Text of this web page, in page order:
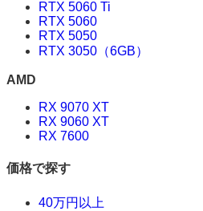
RTX 5060 Ti
RTX 5060
RTX 5050
RTX 3050（6GB）
AMD
RX 9070 XT
RX 9060 XT
RX 7600
価格で探す
40万円以上